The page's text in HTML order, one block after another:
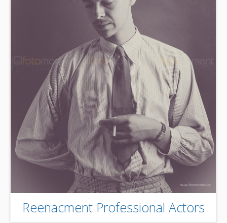
Reenacment Professional Actors